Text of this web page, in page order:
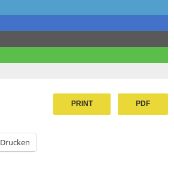
PRINT PDF
Drucken